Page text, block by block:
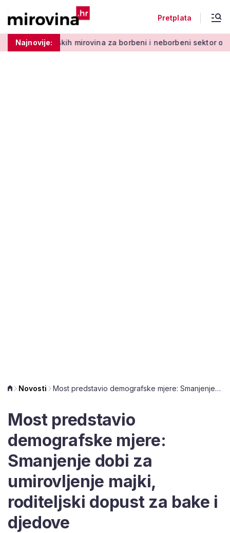
Pretplata
Najnovije:
mirovina za borbeni i neborbeni sektor od početka 2027.
Novosti Most predstavio demografske mjere: Smanjenje dobi za umirovljenje majki, roditeljski dopust za bake i djedove
Most predstavio
demografske mjere:
Smanjenje dobi za
umirovljenje majki,
roditeljski dopust za bake i
djedove